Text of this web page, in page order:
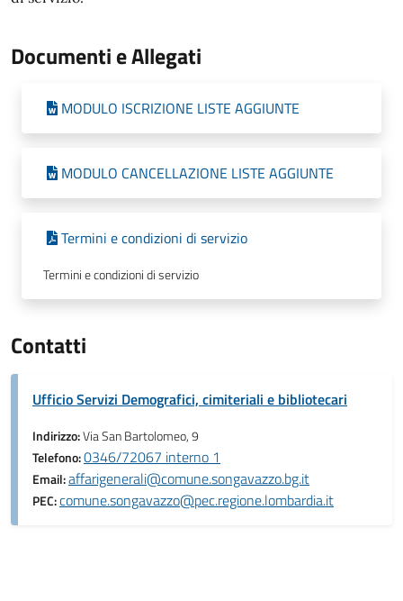
Documenti e Allegati
MODULO ISCRIZIONE LISTE AGGIUNTE
MODULO CANCELLAZIONE LISTE AGGIUNTE
Termini e condizioni di servizio
Termini e condizioni di servizio
Contatti
Ufficio Servizi Demografici, cimiteriali e bibliotecari
Indirizzo:Via San Bartolomeo, 9
Telefono:0346/72067 interno 1
Email:affarigenerali@comune.songavazzo.bg.it
PEC:comune.songavazzo@pec.regione.lombardia.it